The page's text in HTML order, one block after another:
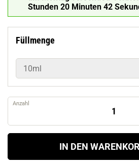
Stunden 20 Minuten 41
Füllmenge
10ml
Anzahl
IN DEN